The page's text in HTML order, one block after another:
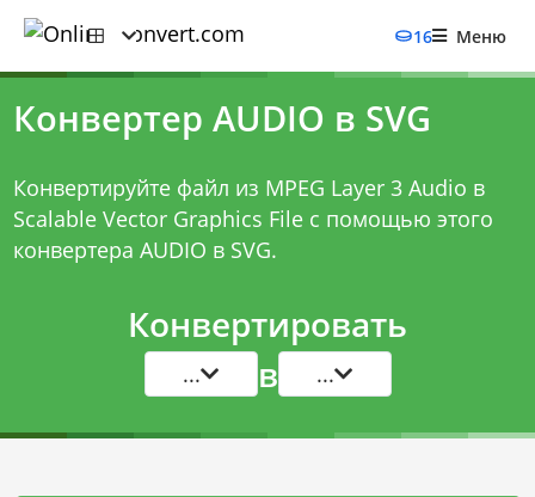
16 Меню
Конвертер AUDIO в SVG
Конвертируйте файл из MPEG Layer 3 Audio в
Scalable Vector Graphics File с помощью этого
конвертера AUDIO в SVG.
Конвертировать
... в ...